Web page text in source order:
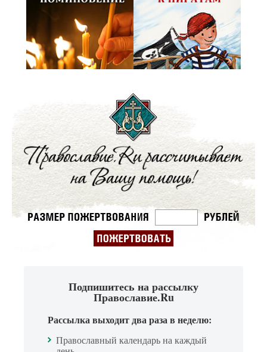
Подпишитесь на рассылку
Православие.Ru
Рассылка выходит два раза в неделю:
Православный календарь на каждый